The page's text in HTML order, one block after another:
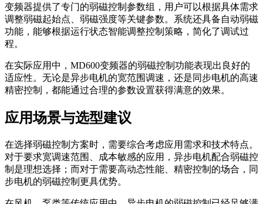
变频器提供了专门的弱磁控制参数组，用户可以根据具体需求
调整弱磁起始点、弱磁强度等关键参数。系统还具备自动弱磁
功能，能够根据运行状态智能调整控制策略，简化了调试过
程。
在实际应用中，MD600变频器的弱磁控制功能表现出良好的
适应性。无论是异步电机的宽范围调速，还是同步电机的高速
精密控制，都能通过合理的参数设置获得满意的效果。
应用场景与选型建议
在选择弱磁控制方案时，需要综合考虑应用需求和技术特点。
对于要求宽调速范围、成本敏感的应用，异步电机配合弱磁控
制是理想选择；而对于需要高动态性能、精密控制的场合，同
步电机的弱磁控制更具优势。